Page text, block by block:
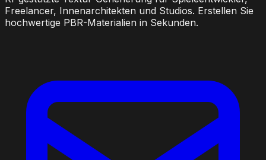
Freelancer, Innenarchitekten und Studios. Erstellen Sie
hochwertige PBR-Materialien in Sekunden.